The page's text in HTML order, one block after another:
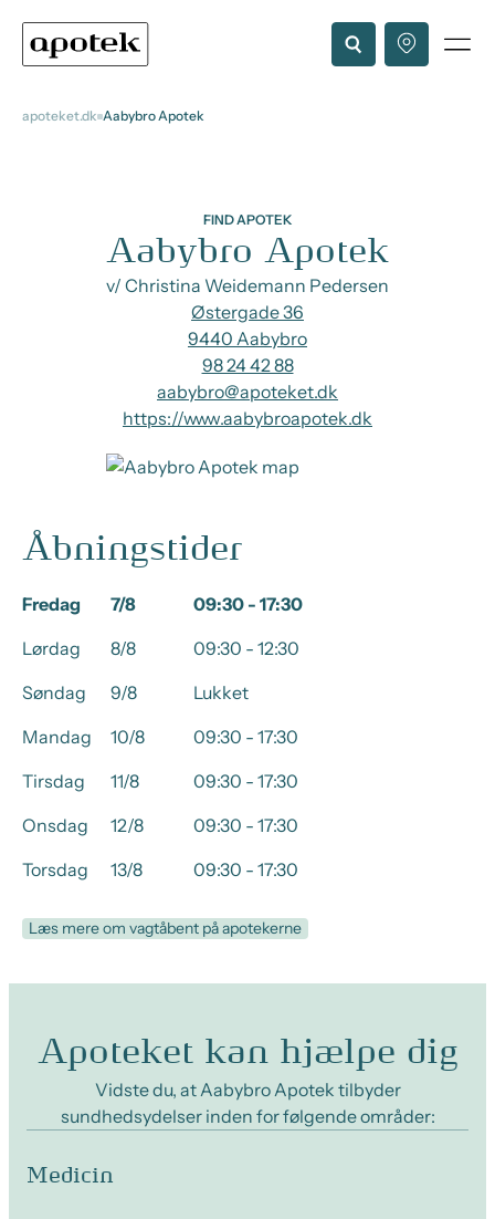
apoteket.dk Aabybro Apotek
FIND APOTEK
Aabybro Apotek
v/ Christina Weidemann Pedersen
Østergade 36
9440 Aabybro
98 24 42 88
aabybro@apoteket.dk
https://www.aabybroapotek.dk
Åbningstider
Fredag 7/8
09:30 - 17:30
Lørdag
8/8
09:30 - 12:30
Søndag
9/8
Lukket
Mandag
10/8
09:30 - 17:30
Tirsdag
11/8
09:30 - 17:30
Onsdag
12/8
09:30 - 17:30
Torsdag
13/8 09:30 - 17:30
Læs mere om vagtåbent på apotekerne
Apoteket kan hjælpe dig
Vidste du, at Aabybro Apotek tilbyder
sundhedsydelser inden for følgende områder:
Medicin